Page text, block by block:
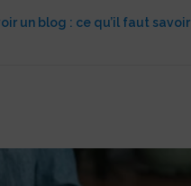
un blog : ce qu’il faut savoir